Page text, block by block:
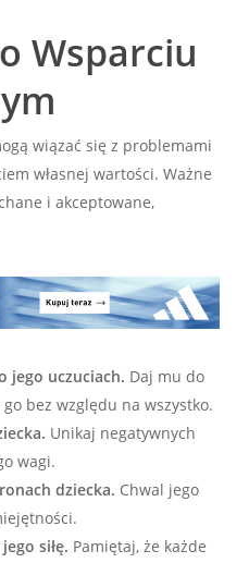
Wsparciu
wiązać się z problemami
własnej wartości. Ważne
i akceptowane,
jego uczuciach. Daj mu do
bez względu na wszystko.
Unikaj negatywnych
wagi.
dziecka. Chwal jego
siłę. Pamiętaj, że każde